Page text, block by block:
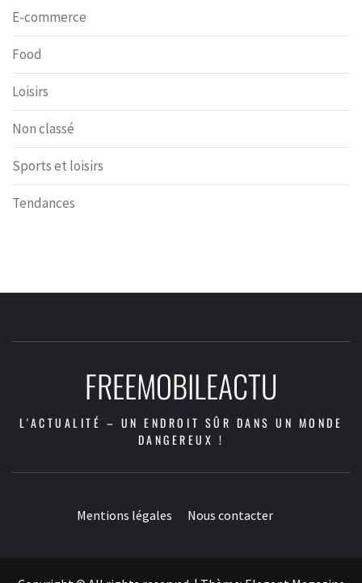
E-commerce
Food
Loisirs
Non classé
Sports et loisirs
Tendances
FREEMOBILEACTU
L'ACTUALITÉ – UN ENDROIT SÛR DANS UN MONDE
DANGEREUX !
Mentions légales Nous contacter